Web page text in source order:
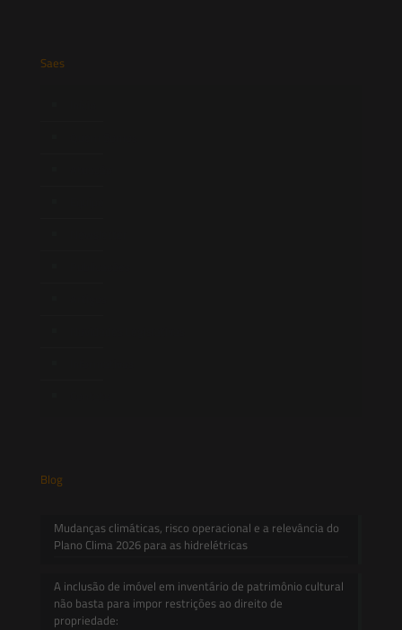
Saes
Blog
Mudanças climáticas, risco operacional e a relevância do
Plano Clima 2026 para as hidrelétricas
A inclusão de imóvel em inventário de patrimônio cultural
não basta para impor restrições ao direito de
propriedade: